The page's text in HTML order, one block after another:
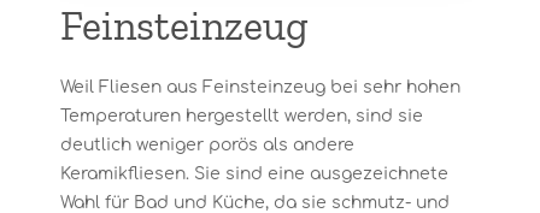
Feinsteinzeug
Weil Fliesen aus Feinsteinzeug bei sehr hohen
Temperaturen hergestellt werden, sind sie
deutlich weniger porös als andere
Keramikfliesen. Sie sind eine ausgezeichnete
Wahl für Bad und Küche, da sie schmutz- und